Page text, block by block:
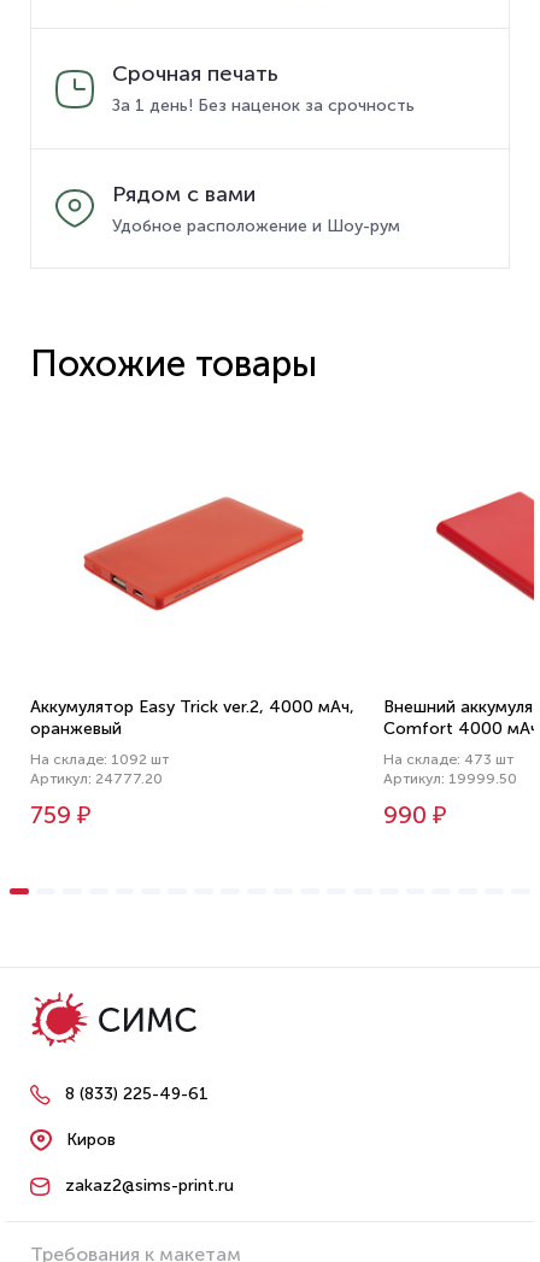
Срочная печать
За 1 день! Без наценок за срочность
Рядом с вами
Удобное расположение и Шоу-рум
Похожие товары
Аккумулятор Easy Trick ver.2, 4000 мАч,
оранжевый
На складе: 1092 шт
Артикул: 24777.20
759 ₽
Внешний
Comfort 4000
На складе: 473 шт
Артикул: 19999.50
990 ₽
8 (833) 225-49-61
Киров
zakaz2@sims-print.ru
Требования к макетам